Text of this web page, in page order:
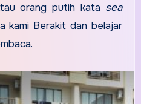
orang putih katasea
kami Berakit dan belajar